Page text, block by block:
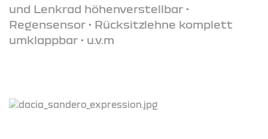
und Lenkrad höhenverstellbar •
Regensensor • Rücksitzlehne komplett
umklappbar • u.v.m